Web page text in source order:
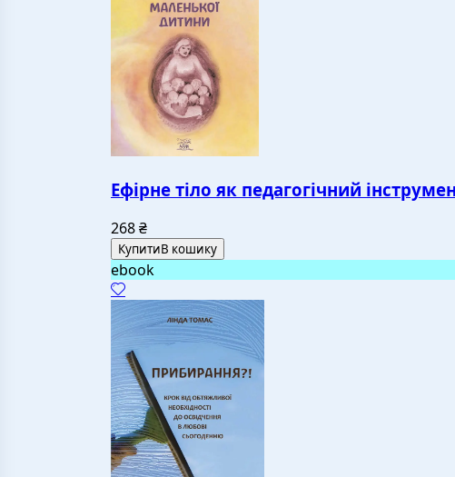
Ефірне тіло як педагогічний
268₴
КупитиВ кошику
ebook